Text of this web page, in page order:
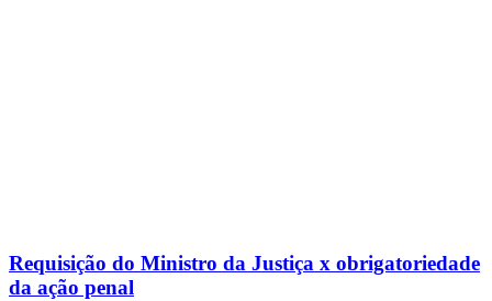
Requisição do Ministro da Justiça x obrigatoriedade
da ação penal